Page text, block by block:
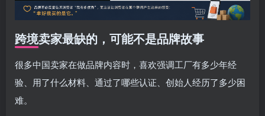
跨境卖家最缺的，可能不是品牌故事
很多中国卖家在做品牌内容时，喜欢强调工厂有多少年经
验、用了什么材料、通过了哪些认证、创始人经历了多少困
难。